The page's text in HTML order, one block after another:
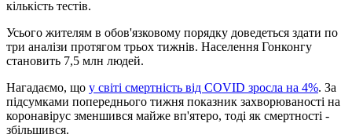
кількість тестів.
Усього жителям в обов'язковому порядку доведеться здати по
три аналізи протягом трьох тижнів. Населення Гонконгу
становить 7,5 млн людей.
Нагадаємо, що у світі смертність від COVID зросла на 4%. За
підсумками попереднього тижня показник захворюваності на
коронавірус зменшився майже вп'ятеро, тоді як смертності -
збільшився.